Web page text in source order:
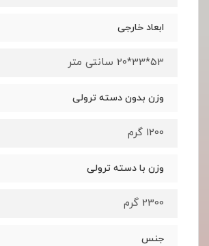
ابعاد خارجی
53*33*20 سانتی متر
وزن بدون دسته ترولی
1200 گرم
وزن با دسته ترولی
2300 گرم
جنس